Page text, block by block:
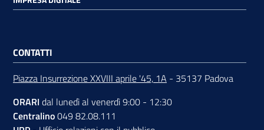
Contatti
Newsle
tter
CONTATTI
Piazza Insurrezione XXVIII aprile '45, 1A - 35137 Padova
ORARI dal lunedì al venerdì 9:00 - 12:30
Centralino049 82.08.111